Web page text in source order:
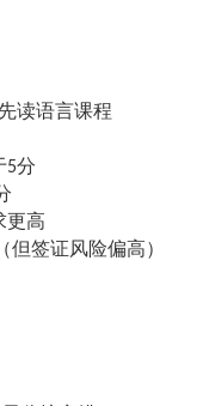
读语言课程
5分
更高
签证风险偏高）